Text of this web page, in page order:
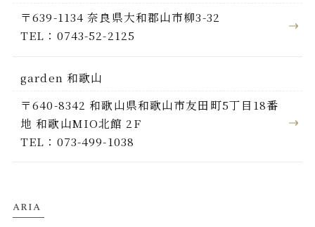
〒639-1134 奈良県大和郡山市柳3-32
TEL：0743-52-2125
garden 和歌山
〒640-8342 和歌山県和歌山市友田町5丁目18番
地 和歌山MIO北館 2F
TEL：073-499-1038
ARIA